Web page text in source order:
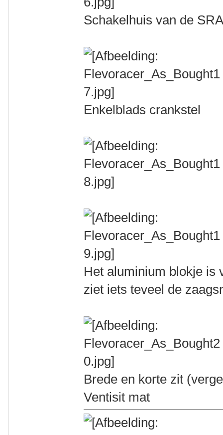
Schakelhuis van de
Enkelblads crankstel
Het aluminium blokje is
ziet iets teveel de
Brede en korte zit
Ventisit mat